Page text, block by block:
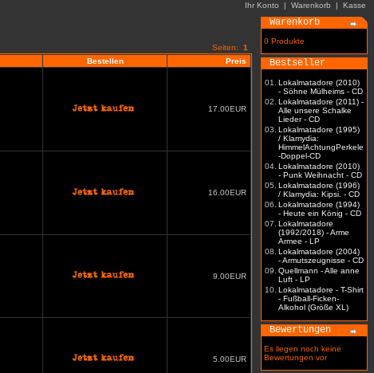
Ihr Konto | Warenkorb | Kasse
Seiten: 1
Bestellen Preis
17.00EUR
16.00EUR
9.00EUR
5.00EUR
Warenkorb
0 Produkte
Bestseller
01.
Lokalmatadore (2010)
- Söhne Mülheims - CD
02. Lokalmatadore (2011) -
Alle unsere Schalke
Lieder - CD
03. Lokalmatadore (1995)
/ Klamydia:
HimmelAchtungPerkele
-Doppel-CD
04. Lokalmatadore (2010)
- Punk Weihnacht - CD
05. Lokalmatadore (1996)
/ Klamydia: Kipsi. - CD
06. Lokalmatadore (1994)
- Heute ein König - CD
07. Lokalmatadore
(1992/2018) - Arme
Armee - LP
08. Lokalmatadore (2004)
- Armutszeugnisse - CD
09. Quellmann - Alle anne
Luft - LP
10. Lokalmatadore - T-Shirt
- Fußball-Ficken-
Alkohol (Größe XL)
Bewertungen
Es liegen noch keine
Bewertungen vor